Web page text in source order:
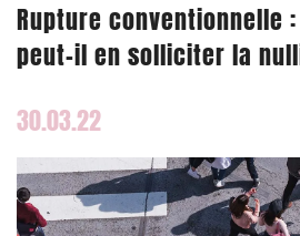
Rupture conventionnelle
peut-il en solliciter la
30.03.22